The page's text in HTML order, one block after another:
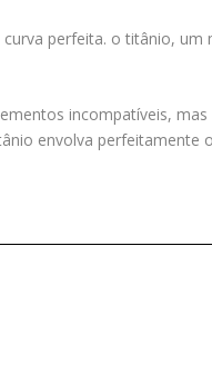
perfeita. o titânio,
incompatíveis,
envolva perfeitamente